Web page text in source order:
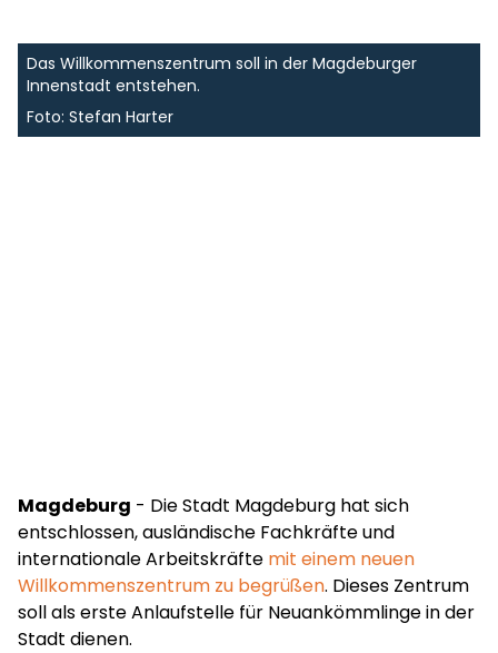
Das Willkommenszentrum soll in der Magdeburger
Innenstadt entstehen.
Foto: Stefan Harter
Magdeburg - Die Stadt Magdeburg hat sich
entschlossen, ausländische Fachkräfte und
internationale Arbeitskräfte mit einem neuen
Willkommenszentrum zu begrüßen. Dieses Zentrum
soll als erste Anlaufstelle für Neuankömmlinge in der
Stadt dienen.